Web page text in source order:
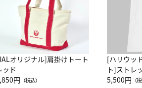
オリジナル]肩掛けトート
ッド
円 （税込）
[ハリウッ
ト]ストレ
ーネック
5,500円 （